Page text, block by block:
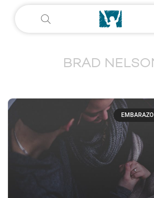
BRAD